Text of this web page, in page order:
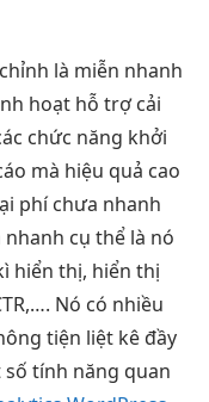
là miễn nhanh
hoạt hỗ trợcải
chức năng khởi
mà hiệu quả cao
phí chưa nhanh
nhanh cụ thể là nó
hiển thị, hiển thị
Nó có nhiều
tiện liệt kê đầy
tính năng quan